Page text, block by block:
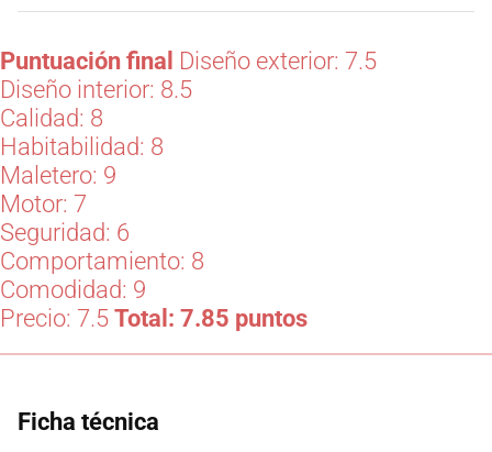
Puntuación final Diseño exterior: 7.5
Diseño interior: 8.5
Calidad: 8
Habitabilidad: 8
Maletero: 9
Motor: 7
Seguridad: 6
Comportamiento: 8
Comodidad: 9
Precio: 7.5 Total: 7.85 puntos
Ficha técnica